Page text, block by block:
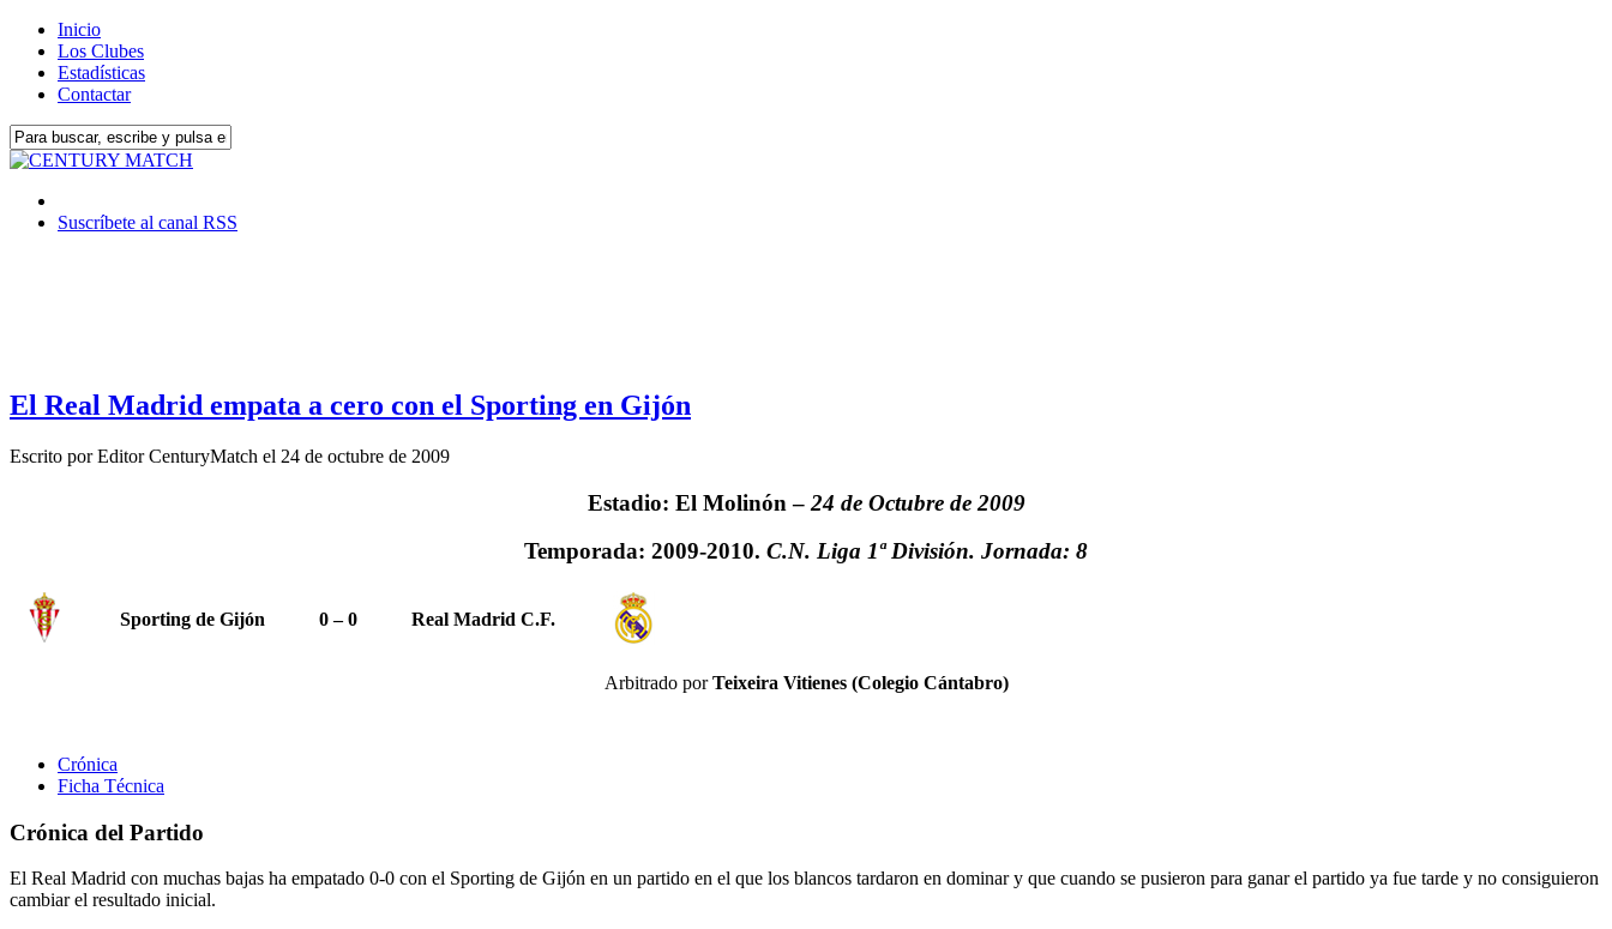
Inicio
Los Clubes
Estadísticas
Contactar
Suscríbete al canal RSS
El Real Madrid empata a cero con el Sporting en Gijón
Escrito porEditor CenturyMatch el 24 de octubre de 2009
Estadio: El Molinón – 24 de Octubre de 2009
Temporada: 2009-2010. C.N. Liga 1ª División. Jornada: 8
Sporting de Gijón 0 – 0 Real Madrid C.F.
Arbitrado porTeixeira Vitienes (Colegio Cántabro)
Crónica
Ficha Técnica
Crónica del Partido
El Real Madrid con muchas bajas ha empatado 0-0 con el Sporting de Gijón en un partido en el que los blancos tardaron en dominar y que cuando se pusieron para ganar el partido ya fue tarde y no consiguieron
cambiar el resultado inicial.